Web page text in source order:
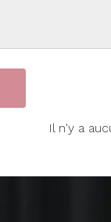
Il n'y a